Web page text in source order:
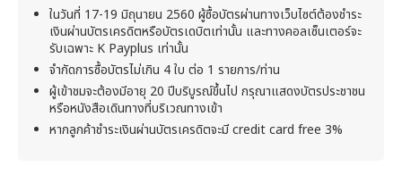
ในวันที่ 17-19 มิถุนายน 2560 ผู้ซื้อบัตรผ่านทางเว็บไซต์ต้องชำระ
เงินผ่านบัตรเครดิตหรือบัตรเดบิตเท่านั้น และทางคอลเซ็นเตอร์จะ
รับเฉพาะ K Payplus เท่านั้น
จำกัดการซื้อบัตรไม่เกิน 4 ใบ ต่อ 1 รายการ/ท่าน
ผู้เข้าชมจะต้องมีอายุ 20 ปีบริบูรณ์ขึ้นไป กรุณาแสดงบัตรประชาชน
หรือหนังสือเดินทางที่บริเวณทางเข้า
หากลูกค้าชำระเงินผ่านบัตรเครดิตจะมี credit card free 3%